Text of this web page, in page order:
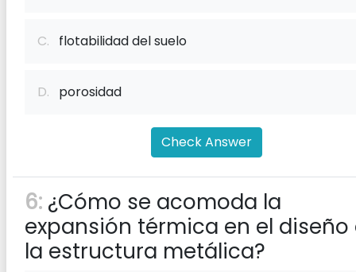
C. flotabilidad del suelo
D. porosidad
Check Answer
6: ¿Cómo se acomoda la
expansión térmica en el diseño
la estructura metálica?